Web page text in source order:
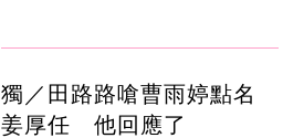
獨／田路路嗆曹雨婷點名
姜厚任 他回應了